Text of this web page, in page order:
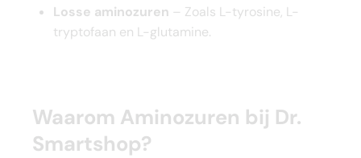
Losse aminozuren – Zoals L-tyrosine, L-
tryptofaan en L-glutamine.
Waarom Aminozuren bij Dr.
Smartshop?